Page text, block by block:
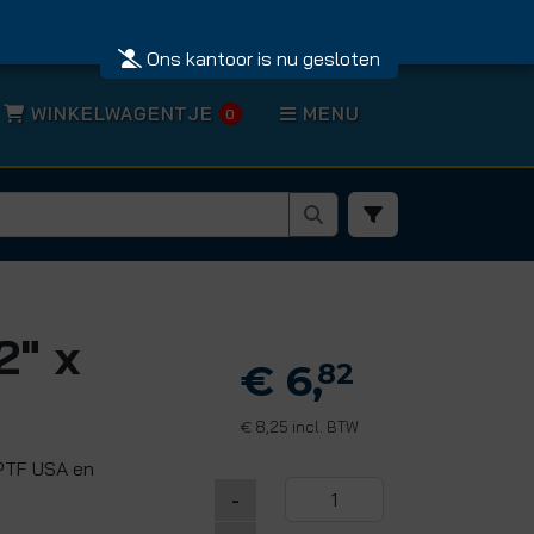
Ons kantoor is nu gesloten
WINKELWAGENTJE 0 MENU
x
USA en
€ 6,82
€ 8,25 incl. BTW
-